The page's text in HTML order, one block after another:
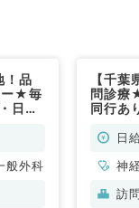
！品
ー★毎
日給
勤）
般外科
【千
問診療
同行あ
／非常
日
神
科
訪